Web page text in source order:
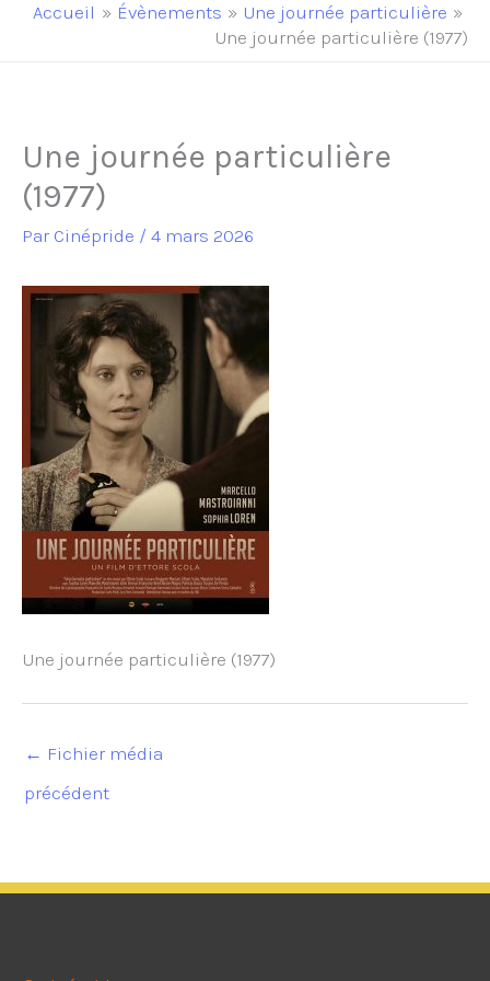
principal
Accueil Évènements
Une journée particulière
Une journée particulière (1977)
Une journée particulière
(1977)
Par Cinépride / 4 mars 2026
Une journée particulière (1977)
← Fichier média
précédent